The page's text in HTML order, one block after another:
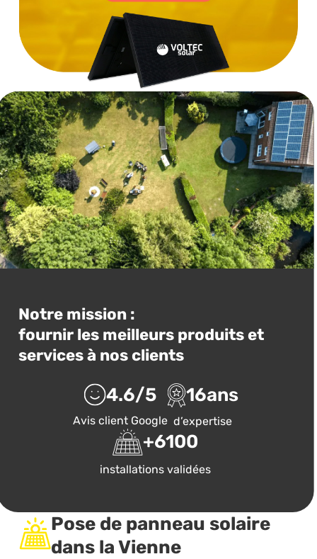
Notre mission :
fournir les meilleurs produits et
services à nos clients
4.6/5
Avis client Google
16ans
d’expertise
+6100
installations validées
Pose de panneau solaire
dans la Vienne